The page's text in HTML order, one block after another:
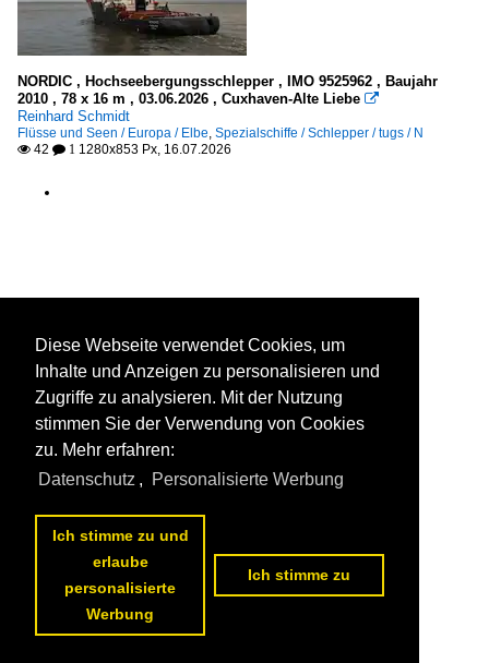
Meere, Seegebiete
Deutschland
Nordsee
Deutschland
Cuxhaven
Hamburg
Stade
Seeschiffe
Autotransporter / vehicles carrier
A
NORDIC , Hochseebergungsschlepper , IMO 9525962 , Baujahr
2010 , 78 x 16 m , 03.06.2026 , Cuxhaven-Alte Liebe 
Reinhard Schmidt
Flüsse und Seen / Europa / Elbe, Spezialschiffe / Schlepper / tugs / N
 42  1 1280x853 Px, 16.07.2026
Diese Webseite verwendet Cookies, um
Inhalte und Anzeigen zu personalisieren und
Zugriffe zu analysieren. Mit der Nutzung
stimmen Sie der Verwendung von Cookies
zu. Mehr erfahren:
Datenschutz , Personalisierte Werbung
Ich stimme zu und
erlaube
personalisierte
Werbung
Ich stimme zu